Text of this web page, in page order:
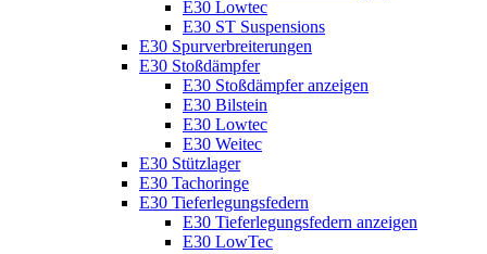
E30 Lowtec
E30 ST Suspensions
E30 Spurverbreiterungen
E30 Stoßdämpfer
E30 Stoßdämpfer anzeigen
E30 Bilstein
E30 Lowtec
E30 Weitec
E30 Stützlager
E30 Tachoringe
E30 Tieferlegungsfedern
E30 Tieferlegungsfedern anzeigen
E30 LowTec